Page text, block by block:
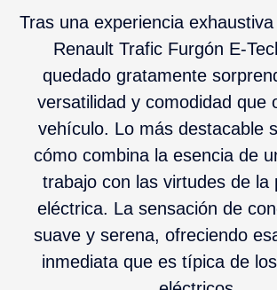
Tras una experiencia
Renault Trafic Furgón E-
quedado gratamente
versatilidad y comodidad que
vehículo. Lo más destacable
cómo combina la esencia de
trabajo con las virtudes de la
eléctrica. La sensación de
suave y serena, ofreciendo
inmediata que es típica de